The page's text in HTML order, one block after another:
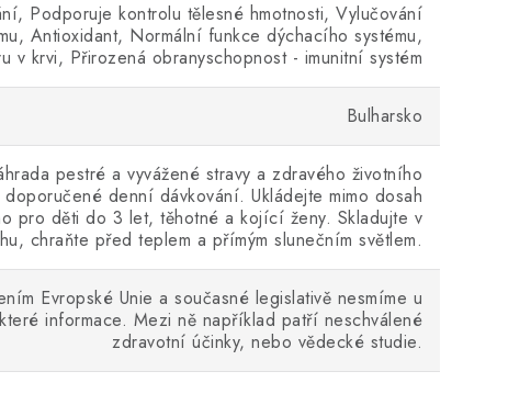
Podporuje kontrolu tělesné hmotnosti, Vylučování
Antioxidant, Normální funkce dýchacího systému,
v krvi, Přirozená obranyschopnost - imunitní systém
Bulharsko
pestré a vyvážené stravy a zdravého životního
denní dávkování. Ukládejte mimo dosah
pro děti do 3 let, těhotné a kojící ženy. Skladujte v
chraňte před teplem a přímým slunečním světlem.
Evropské Unie a současné legislativě nesmíme u
informace. Mezi ně například patří neschválené
zdravotní účinky, nebo vědecké studie.